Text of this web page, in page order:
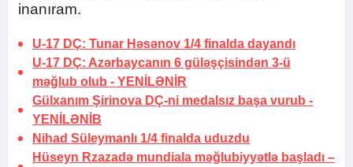
inanıram.
U-17 DÇ: Tunar Həsənov 1/4 finalda dayandı
U-17 DÇ: Azərbaycanın 6 güləşçisindən 3-ü
məğlub olub - YENİLƏNİR
Gülxanım Şirinova DÇ-ni medalsız başa vurub -
YENİLƏNİB
Nihad Süleymanlı 1/4 finalda uduzdu
Hüseyn Rzazadə mundiala məğlubiyyətlə başladı –